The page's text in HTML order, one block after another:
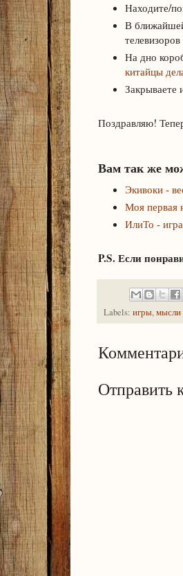
Находите/
В
На дно
китайцы
Закрываете
Поздравляю!
Вам так же
Экивоки -
Моя первая
ИлиТо -
P.S. Если
Labels: игры,мысли
Отправить